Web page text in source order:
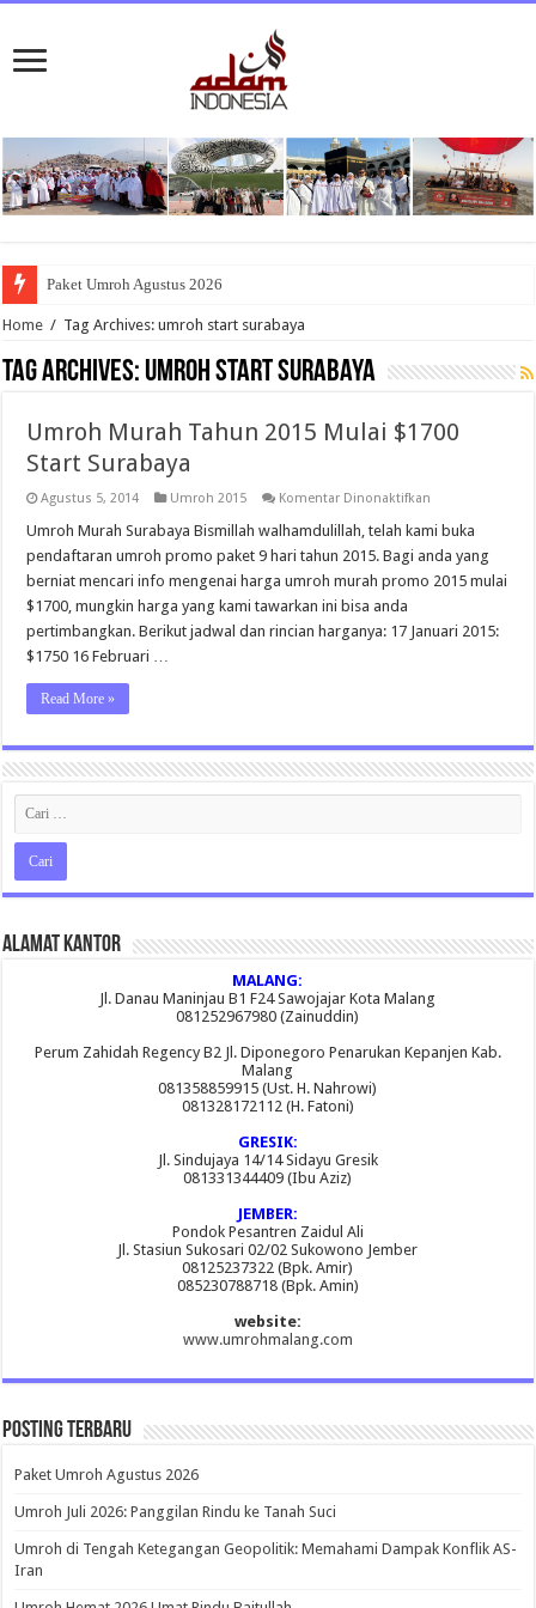
Paket Umroh Agustus 2026
Home / Tag Archives: umroh start surabaya
Tag Archives: umroh start surabaya
Umroh Murah Tahun 2015 Mulai $1700
Start Surabaya
Agustus 5, 2014 Umroh 2015 Komentar Dinonaktifkan
Murah
2015
Mulai
$1700
Surabaya
Umroh Murah Surabaya Bismillah walhamdulillah, telah kami buka
pendaftaran umroh promo paket 9 hari tahun 2015. Bagi anda yang
berniat mencari info mengenai harga umroh murah promo 2015 mulai
$1700, mungkin harga yang kami tawarkan ini bisa anda
pertimbangkan. Berikut jadwal dan rincian harganya: 17 Januari 2015:
$1750 16 Februari …
Read More »
Alamat Kantor
MALANG:
Jl. Danau Maninjau B1 F24 Sawojajar Kota Malang
081252967980 (Zainuddin)
Perum Zahidah Regency B2 Jl. Diponegoro Penarukan Kepanjen Kab.
Malang
081358859915 (Ust. H. Nahrowi)
081328172112 (H. Fatoni)
GRESIK:
Jl. Sindujaya 14/14 Sidayu Gresik
081331344409 (Ibu Aziz)
JEMBER:
Pondok Pesantren Zaidul Ali
Jl. Stasiun Sukosari 02/02 Sukowono Jember
08125237322 (Bpk. Amir)
085230788718 (Bpk. Amin)
website:
www.umrohmalang.com
Posting Terbaru
Paket Umroh Agustus 2026
Umroh Juli 2026: Panggilan Rindu ke Tanah Suci
Umroh di Tengah Ketegangan Geopolitik: Memahami Dampak Konflik AS-
Iran